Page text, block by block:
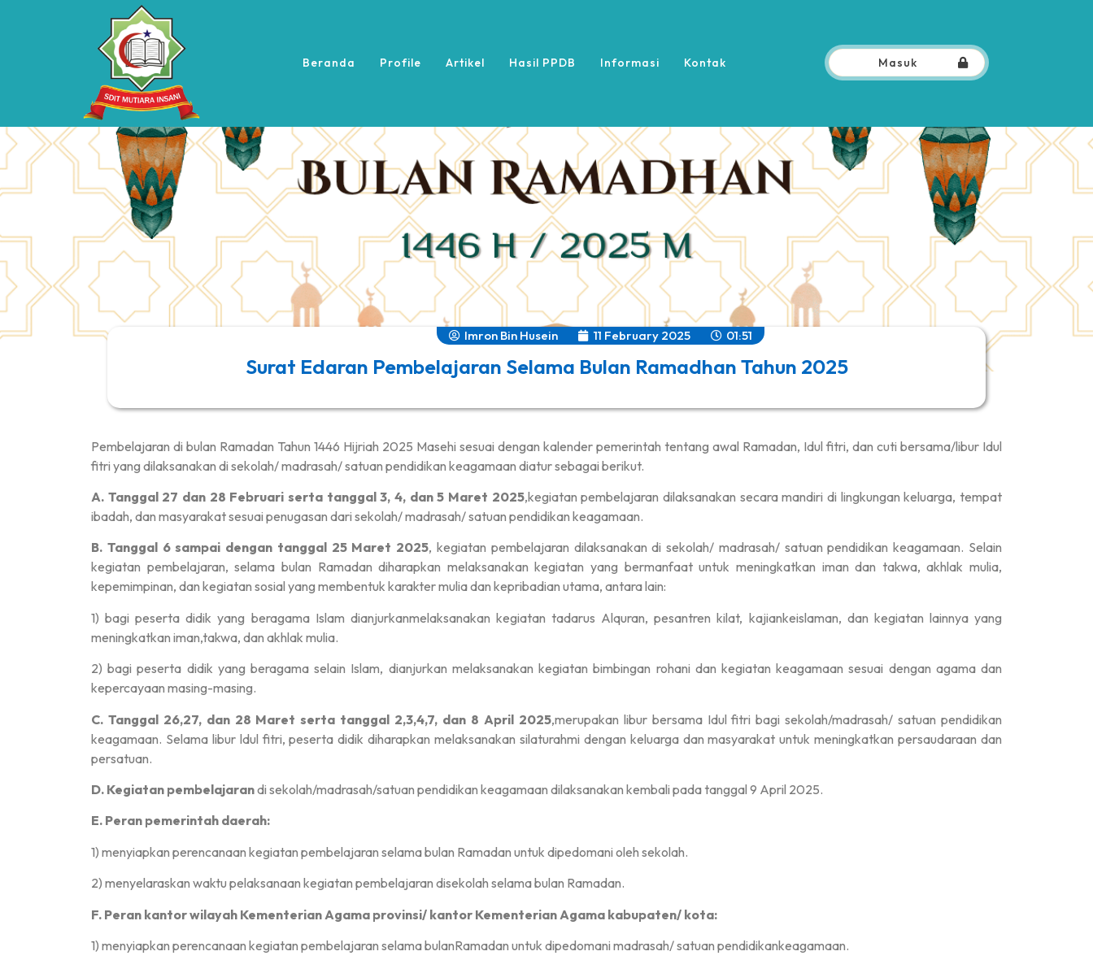
Beranda Profile Artikel Hasil PPDB Informasi Kontak Masuk
Imron Bin Husein 11 February 2025 01:51
Surat Edaran Pembelajaran Selama Bulan Ramadhan Tahun 2025
Pembelajaran di bulan Ramadan Tahun 1446 Hijriah 2025 Masehi sesuai dengan kalender pemerintah tentang awal Ramadan, Idul fitri, dan cuti bersama/libur Idul
fitri yang dilaksanakan di sekolah/ madrasah/ satuan pendidikan keagamaan diatur sebagai berikut.
A. Tanggal 27 dan 28 Februari serta tanggal 3, 4, dan 5 Maret 2025,kegiatan pembelajaran dilaksanakan secara mandiri di lingkungan keluarga, tempat
ibadah, dan masyarakat sesuai penugasan dari sekolah/ madrasah/ satuan pendidikan keagamaan.
B. Tanggal 6 sampai dengan tanggal 25 Maret 2025, kegiatan pembelajaran dilaksanakan di sekolah/ madrasah/ satuan pendidikan keagamaan. Selain
kegiatan pembelajaran, selama bulan Ramadan diharapkan melaksanakan kegiatan yang bermanfaat untuk meningkatkan iman dan takwa, akhlak mulia,
kepemimpinan, dan kegiatan sosial yang membentuk karakter mulia dan kepribadian utama, antara lain:
1) bagi peserta didik yang beragama Islam dianjurkanmelaksanakan kegiatan tadarus Alquran, pesantren kilat, kajiankeislaman, dan kegiatan lainnya yang
meningkatkan iman,takwa, dan akhlak mulia.
2) bagi peserta didik yang beragama selain Islam, dianjurkan melaksanakan kegiatan bimbingan rohani dan kegiatan keagamaan sesuai dengan agama dan
kepercayaan masing-masing.
C. Tanggal 26,27, dan 28 Maret serta tanggal 2,3,4,7, dan 8 April 2025,merupakan libur bersama Idul fitri bagi sekolah/madrasah/ satuan pendidikan
keagamaan. Selama libur ldul fitri, peserta didik diharapkan melaksanakan silaturahmi dengan keluarga dan masyarakat untuk meningkatkan persaudaraan dan
persatuan.
D. Kegiatan pembelajarandi sekolah/madrasah/satuan pendidikan keagamaan dilaksanakan kembali pada tanggal 9 April 2025.
E. Peran pemerintah daerah:
1) menyiapkan perencanaan kegiatan pembelajaran selama bulan Ramadan untuk dipedomani oleh sekolah.
2) menyelaraskan waktu pelaksanaan kegiatan pembelajaran disekolah selama bulan Ramadan.
F. Peran kantor wilayah Kementerian Agama provinsi/ kantor Kementerian Agama kabupaten/ kota:
1) menyiapkan perencanaan kegiatan pembelajaran selama bulanRamadan untuk dipedomani madrasah/ satuan pendidikankeagamaan.